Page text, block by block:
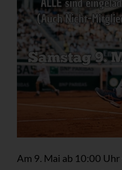
Am 9. Mai ab 10:00